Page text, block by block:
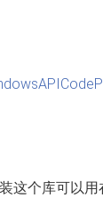
这个库可以用